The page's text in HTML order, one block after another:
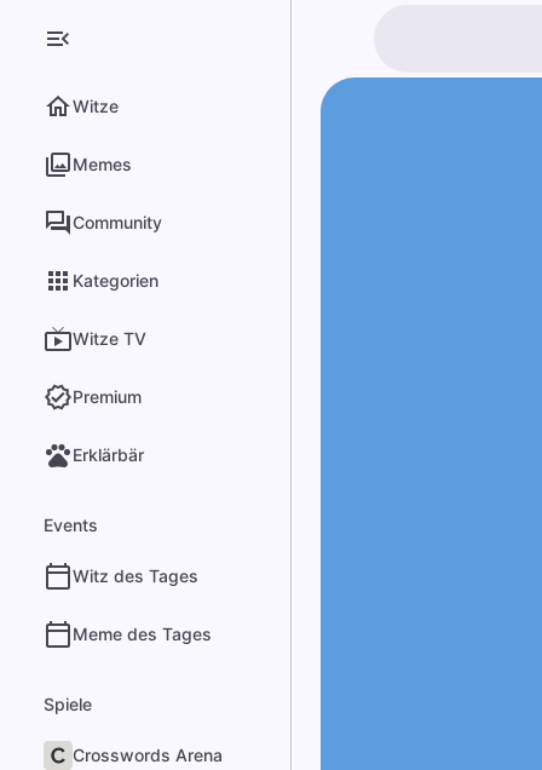
Witze
Memes
Community
Kategorien
Witze TV
Premium
Erklärbär
Events
Witz des Tages
Meme des Tages
Spiele
Crosswords Arena